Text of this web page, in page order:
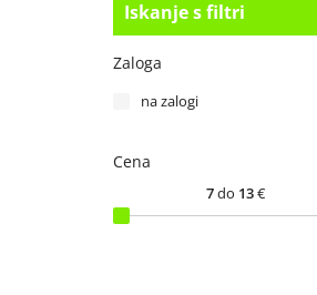
Iskanje s filtri
Zaloga
na zalogi
Cena
7do 13€